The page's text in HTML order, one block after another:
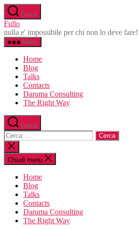
Salta
al
contenuto
Cerca
Fullo
nulla e' impossibile per chi non lo deve fare!
Menu
Home
Blog
Talks
Contacts
Daruma Consulting
The Right Way
Cerca
Cerca:
Chiudi
la
ricerca
Chiudi menu
Home
Blog
Talks
Contacts
Daruma Consulting
The Right Way